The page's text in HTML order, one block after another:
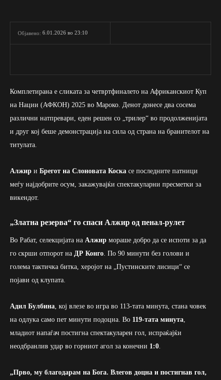
Објавено: 6.01.2026 во 23:10
Комплетирана е сликата за четвртфиналето на Африканскиот Куп
на Нации (АФКОН) 2025 во Мароко. Денот донесе два сосема
различни натпревари, еден решен со „трилер“ во продолженијата
и друг кој беше демонстрација на сила од страна на бранителот на
титулата.
Алжир и Брегот на Слоновата Коска се последните патници
меѓу најдобрите осум, закажувајќи спектакуларни пресметки за
викендот.
„Златна резерва“ го спаси Алжир од пенал-рулет
Во Рабат, селекцијата на Алжир мораше добро да се испоти за да
го скрши отпорот на ДР Конго . По 90 минути без голови и
голема тактичка битка, херојот на „Пустинските лисици“ се
појави од клупата.
Адил Булбина , кој влезе во игра во 113-тата минута, стана човек
на одлука само пет минути подоцна. Во 119-тата минута
младиот напаѓач постигна спектакуларен гол, испраќајќи
неодбранлив удар во горниот агол за конечни 1:0
„Прво, му благодарам на Бога. Влегов доцна и постигнав гол,